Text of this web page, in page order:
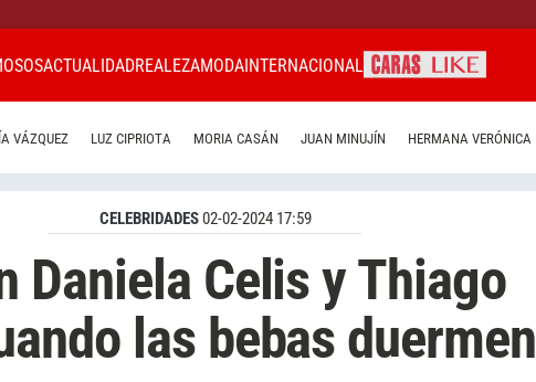
ACTUALIDADREALEZAMODAINTERNACIONAL
VÁZQUEZ LUZ CIPRIOTA MORIA CASÁN JUAN MINUJÍN HERMANA VERÓNICA
CELEBRIDADES02-02-2024 17:59
Daniela Celis y Thiago
las bebas duermen